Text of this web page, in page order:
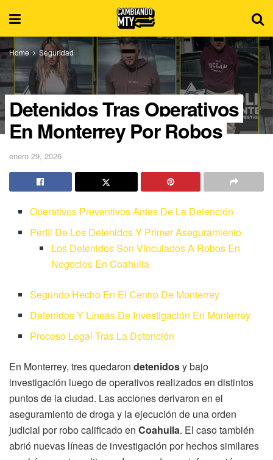
Home Seguridad
Detenidos Tras Operativos
En Monterrey Por Robos
enero 29, 2026
Operativos Preventivos Antes De La Detención
Perfil De Los Detenidos Y Primer Aseguramiento
Los Detenidos Son Vinculados A Robos En
Negocios En Coahuila
Segundo Hecho En El Centro De Monterrey
Detenidos Y Líneas De Investigación En Monterrey
Proceso Legal Tras La Detención
En Monterrey, tres quedaron detenidosy bajo
investigación luego de operativos realizados en distintos
puntos de la ciudad. Las acciones derivaron en el
aseguramiento de droga y la ejecución de una orden
judicial por robo calificado en Coahuila. El caso también
abrió nuevas líneas de investigación por hechos similares